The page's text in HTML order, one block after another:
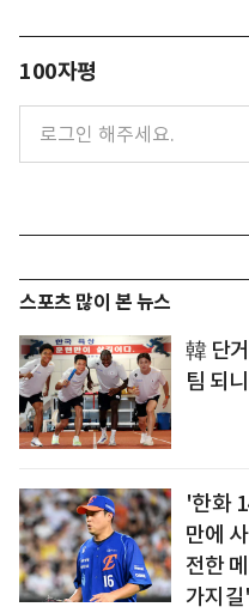
100자평
스포츠 많이 본 뉴스
韓 단
팀 되
'한화
만에
전한
가지